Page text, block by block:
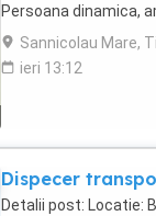
Persoana dinamica,
organizare și
Sannicolau Mare,
ieri 13:12
Dispecer
Detalii post: Locatie: